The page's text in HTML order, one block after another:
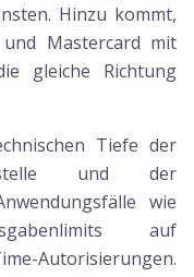
Hinzu kommt,
Mastercard mit
gleiche Richtung
Tiefe der
und der
wie
auf
Autorisierungen.